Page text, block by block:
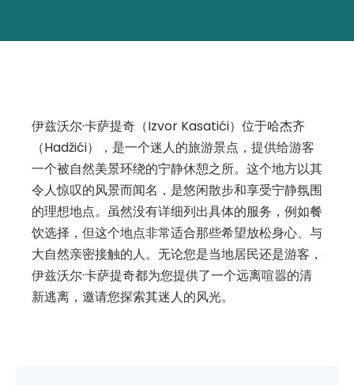
伊兹沃尔·卡萨提奇（Izvor Kasatići）位于哈杰齐
（Hadžići），是一个迷人的旅游景点，提供给游客
一个被自然美景环绕的宁静休憩之所。这个地方以其
令人惊叹的风景而闻名，是悠闲散步和享受宁静氛围
的理想地点。虽然没有详细列出具体的服务，例如餐
饮选择，但这个地点非常适合那些希望放松身心、与
大自然亲密接触的人。无论您是当地居民还是游客，
伊兹沃尔·卡萨提奇都为您提供了一个远离喧嚣的清
新逃离，邀请您探索其迷人的风光。